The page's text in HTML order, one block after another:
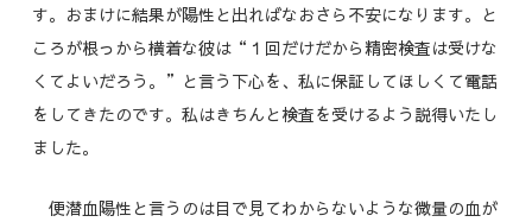
す。おまけに結果が陽性と出ればなおさら不安になります。と
ころが根っから横着な彼は“１回だけだから精密検査は受けな
くてよいだろう。”と言う下心を、私に保証してほしくて電話
をしてきたのです。私はきちんと検査を受けるよう説得いたし
ました。
便潜血陽性と言うのは目で見てわからないような微量の血が